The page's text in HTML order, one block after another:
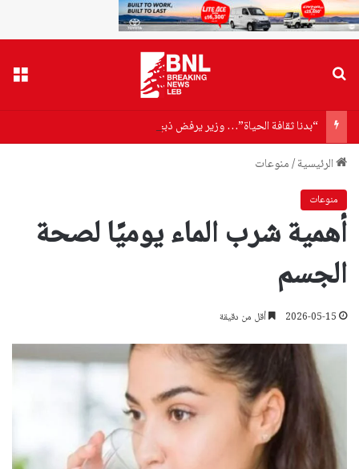
الرئيسية/منوعات
منوعات
أهمية شرب الماء يوميًا لصحة
الجسم
2026-05-15 أقل من دقيقة